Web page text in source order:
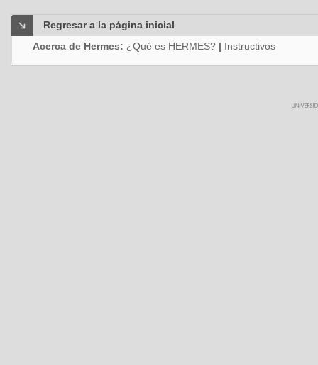
Regresar a la página inicial
Acerca de Hermes: ¿Qué es HERMES? | Instructivos